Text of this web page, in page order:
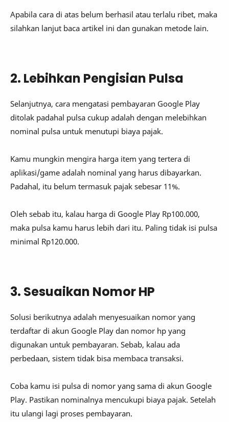
Apabila cara di atas belum berhasil atau terlalu ribet, maka
silahkan lanjut baca artikel ini dan gunakan metode lain.
2. Lebihkan Pengisian Pulsa
Selanjutnya, cara mengatasi pembayaran Google Play
ditolak padahal pulsa cukup adalah dengan melebihkan
nominal pulsa untuk menutupi biaya pajak.
Kamu mungkin mengira harga item yang tertera di
aplikasi/game adalah nominal yang harus dibayarkan.
Padahal, itu belum termasuk pajak sebesar 11%.
Oleh sebab itu, kalau harga di Google Play Rp100.000,
maka pulsa kamu harus lebih dari itu. Paling tidak isi pulsa
minimal Rp120.000.
3. Sesuaikan Nomor HP
Solusi berikutnya adalah menyesuaikan nomor yang
terdaftar di akun Google Play dan nomor hp yang
digunakan untuk pembayaran. Sebab, kalau ada
perbedaan, sistem tidak bisa membaca transaksi.
Coba kamu isi pulsa di nomor yang sama di akun Google
Play. Pastikan nominalnya mencukupi biaya pajak. Setelah
itu ulangi lagi proses pembayaran.